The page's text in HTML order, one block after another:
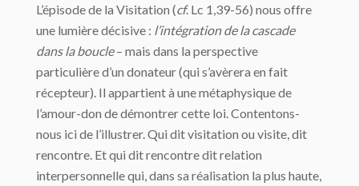
L’épisode de la Visitation (cf. Lc 1,39-56) nous offre
une lumière décisive : l’intégration de la cascade
dans la boucle– mais dans la perspective
particulière d’un donateur (qui s’avèrera en fait
récepteur). Il appartient à une métaphysique de
l’amour-don de démontrer cette loi. Contentons-
nous ici de l’illustrer. Qui dit visitation ou visite, dit
rencontre. Et qui dit rencontre dit relation
interpersonnelle qui, dans sa réalisation la plus haute,